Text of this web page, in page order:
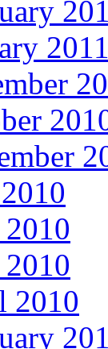
2011
2010
2010